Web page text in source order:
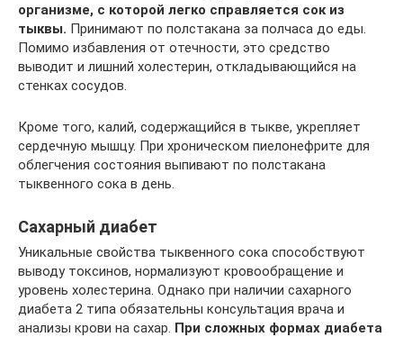
организме, с которой легко справляется сок из
тыквы. Принимают по полстакана за полчаса до еды.
Помимо избавления от отечности, это средство
выводит и лишний холестерин, откладывающийся на
стенках сосудов.
Кроме того, калий, содержащийся в тыкве, укрепляет
сердечную мышцу. При хроническом пиелонефрите для
облегчения состояния выпивают по полстакана
тыквенного сока в день.
Сахарный диабет
Уникальные свойства тыквенного сока способствуют
выводу токсинов, нормализуют кровообращение и
уровень холестерина. Однако при наличии сахарного
диабета 2 типа обязательны консультация врача и
анализы крови на сахар. При сложных формах диабета